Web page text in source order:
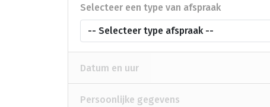
Selecteer een type van afspraak
-- Selecteer type afspraak --
Datum en uur
Persoonlijke gegevens